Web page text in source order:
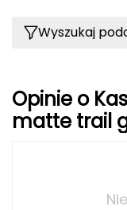
Hanwag
Hydrapak
Wyszukaj
Opinie o
matte trail